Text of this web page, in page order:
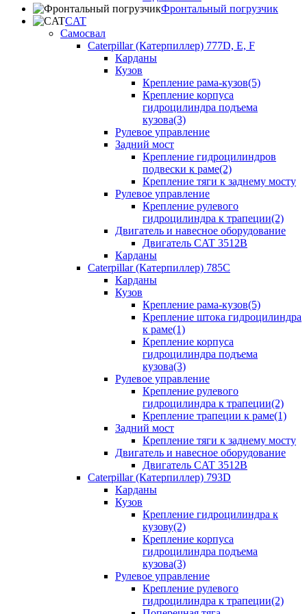
Фронтальный погрузчик
CAT
Самосвал
Caterpillar (Катерпиллер) 777D, E, F
Карданы
Кузов
Крепление рама-кузов(5)
Крепление корпуса
гидроцилиндра подъема
кузова(3)
Рулевое управление
Задний мост
Крепление гидроцилиндров
подвески к раме(2)
Крепление тяги к заднему мосту
Рулевое управление
Крепление рулевого
гидроцилиндра к трапеции(2)
Двигатель и навесное оборудование
Двигатель CAT 3512B
Карданы
Caterpillar (Катерпиллер) 785C
Карданы
Кузов
Крепление рама-кузов(5)
Крепление штока гидроцилиндра
к раме(1)
Крепление корпуса
гидроцилиндра подъема
кузова(3)
Рулевое управление
Крепление рулевого
гидроцилиндра к трапеции(2)
Крепление трапеции к раме(1)
Задний мост
Крепление тяги к заднему мосту
Двигатель и навесное оборудование
Двигатель CAT 3512B
Caterpillar (Катерпиллер) 793D
Карданы
Кузов
Крепление гидроцилиндра к
кузову(2)
Крепление корпуса
гидроцилиндра подъема
кузова(3)
Рулевое управление
Крепление рулевого
гидроцилиндра к трапеции(2)